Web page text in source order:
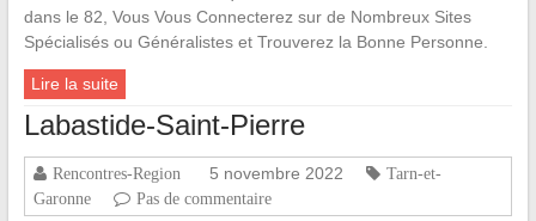
dans le 82, Vous Vous Connecterez sur de Nombreux Sites
Spécialisés ou Généralistes et Trouverez la Bonne Personne.
Lire la suite
Labastide-Saint-Pierre
Rencontres-Region 5 novembre 2022
Tarn-et-
Garonne
Pas de commentaire